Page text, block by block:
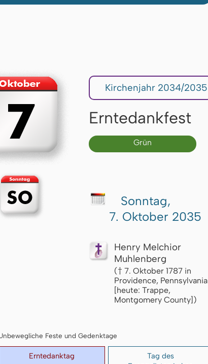
Kirchenjahr 2034/2035
Erntedankfest
Grün
Sonntag,
7. Oktober 2035
Henry Melchior
Muhlenberg
(† 7. Oktober 1787 in
Providence, Pennsylvania
[heute: Trappe,
Montgomery County])
Feste und Gedenktage
Erntedanktag
Tag des